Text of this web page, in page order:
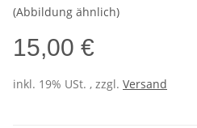
(Abbildung ähnlich)
15,00 €
inkl. 19% USt. , zzgl. Versand